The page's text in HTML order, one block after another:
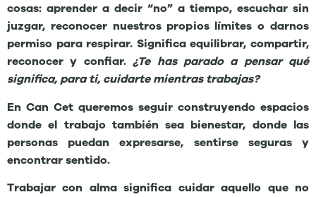
cosas: aprender a decir “no” a tiempo, escuchar sin
juzgar, reconocer nuestros propios límites o darnos
permiso para respirar. Significa equilibrar, compartir,
reconocer y confiar.¿Te has parado a pensar qué
significa, para ti, cuidarte mientras trabajas?
En Can Cet queremos seguir construyendo espacios
donde el trabajo también sea bienestar, donde las
personas puedan expresarse, sentirse seguras y
encontrar sentido.
Trabajar con alma significa cuidar aquello que no